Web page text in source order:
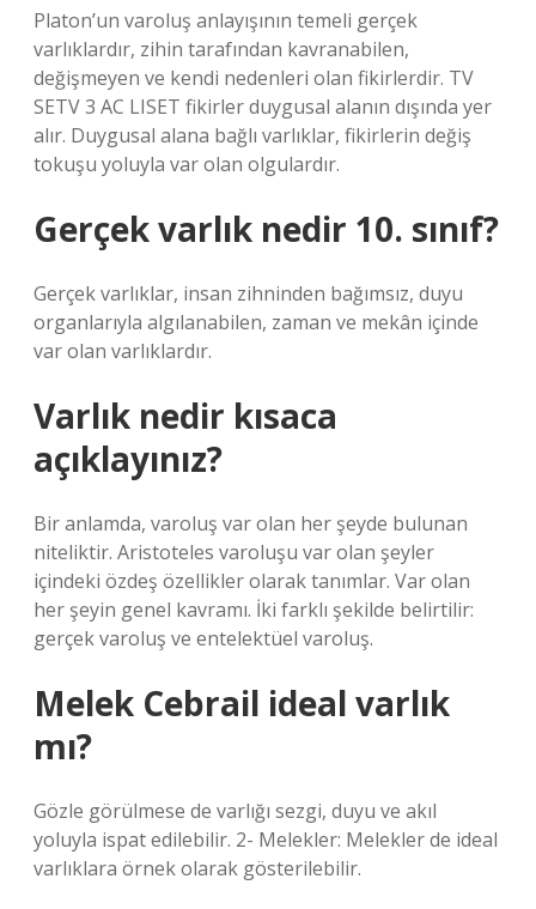
Platon’un varoluş anlayışının temeli gerçek
varlıklardır, zihin tarafından kavranabilen,
değişmeyen ve kendi nedenleri olan fikirlerdir. TV
SETV 3 AC LISET fikirler duygusal alanın dışında yer
alır. Duygusal alana bağlı varlıklar, fikirlerin değiş
tokuşu yoluyla var olan olgulardır.
Gerçek varlık nedir 10. sınıf?
Gerçek varlıklar, insan zihninden bağımsız, duyu
organlarıyla algılanabilen, zaman ve mekân içinde
var olan varlıklardır.
Varlık nedir kısaca
açıklayınız?
Bir anlamda, varoluş var olan her şeyde bulunan
niteliktir. Aristoteles varoluşu var olan şeyler
içindeki özdeş özellikler olarak tanımlar. Var olan
her şeyin genel kavramı. İki farklı şekilde belirtilir:
gerçek varoluş ve entelektüel varoluş.
Melek Cebrail ideal varlık
mı?
Gözle görülmese de varlığı sezgi, duyu ve akıl
yoluyla ispat edilebilir. 2- Melekler: Melekler de ideal
varlıklara örnek olarak gösterilebilir.